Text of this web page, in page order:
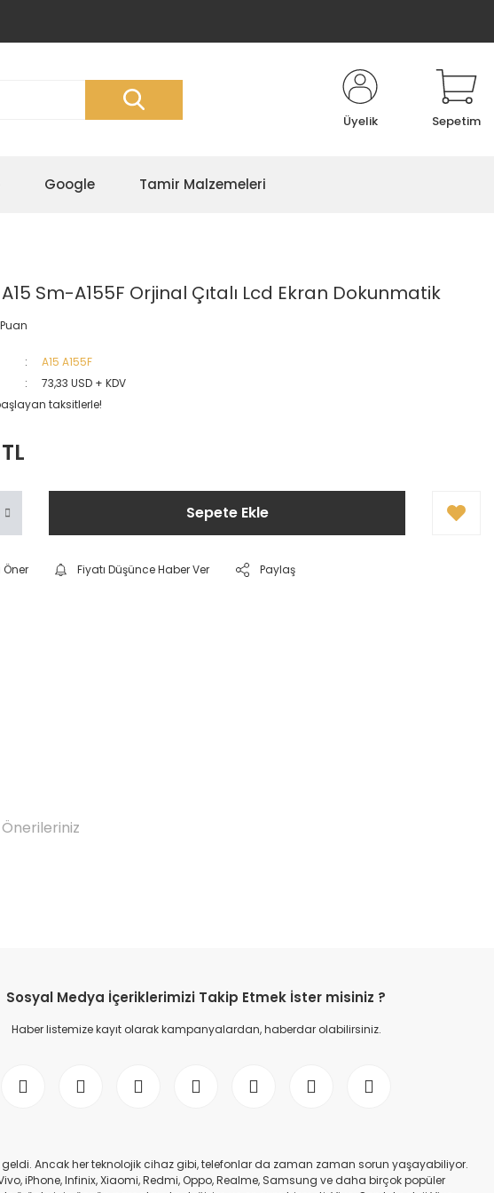
Üyelik Sepetim
Google Tamir Malzemeleri
Sm-A155F Orjinal Çıtalı Lcd Ekran Dokunmatik
A15 A155F
73,33 USD + KDV
taksitlerle!
Sepete Ekle
Öner Fiyatı Düşünce Haber Ver Paylaş
Önerileriniz
Sosyal Medya İçeriklerimizi Takip Etmek İster misiniz ?
Haber listemize kayıt olarak kampanyalardan, haberdar olabilirsiniz.
geldi. Ancak her teknolojik cihaz gibi, telefonlar da zaman zaman sorun yaşayabiliyor.
iPhone, Infinix, Xiaomi, Redmi, Oppo, Realme, Samsung ve daha birçok popüler